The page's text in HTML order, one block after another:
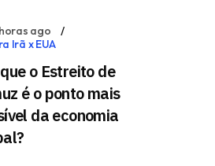
ago
Irã x EUA
o Estreito de
é o ponto mais
da economia